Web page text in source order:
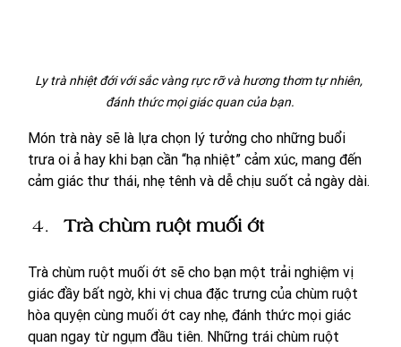
Ly trà nhiệt đới với sắc vàng rực rỡ và hương thơm tự nhiên,
đánh thức mọi giác quan của bạn.
Món trà này sẽ là lựa chọn lý tưởng cho những buổi
trưa oi ả hay khi bạn cần “hạ nhiệt” cảm xúc, mang đến
cảm giác thư thái, nhẹ tênh và dễ chịu suốt cả ngày dài.
Trà chùm ruột muối ớt
Trà chùm ruột muối ớt sẽ cho bạn một trải nghiệm vị
giác đầy bất ngờ, khi vị chua đặc trưng của chùm ruột
hòa quyện cùng muối ớt cay nhẹ, đánh thức mọi giác
quan ngay từ ngụm đầu tiên. Những trái chùm ruột